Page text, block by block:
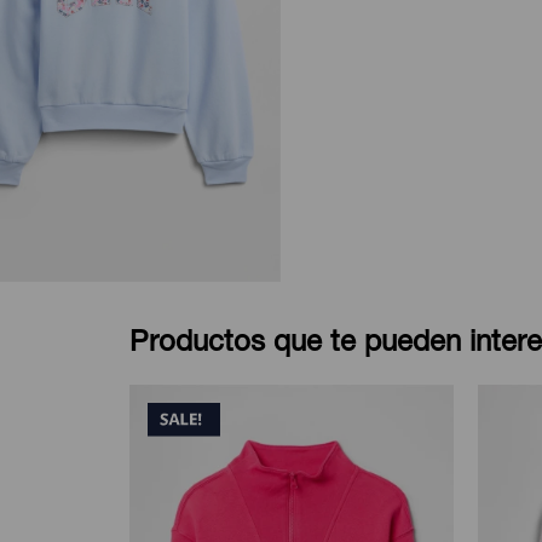
Productos que te pueden